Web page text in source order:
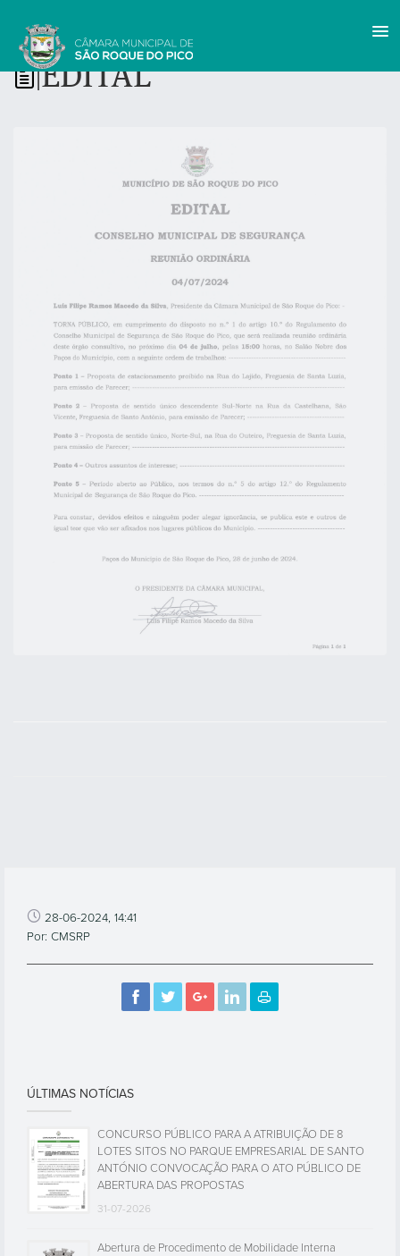
EDITAL
28-06-2024, 14:41
Por: CMSRP
ÚLTIMAS NOTÍCIAS
CONCURSO PÚBLICO PARA A ATRIBUIÇÃO DE 8
LOTES SITOS NO PARQUE EMPRESARIAL DE SANTO
ANTÓNIO CONVOCAÇÃO PARA O ATO PÚBLICO DE
ABERTURA DAS PROPOSTAS
31-07-2026
Abertura de Procedimento de Mobilidade Interna